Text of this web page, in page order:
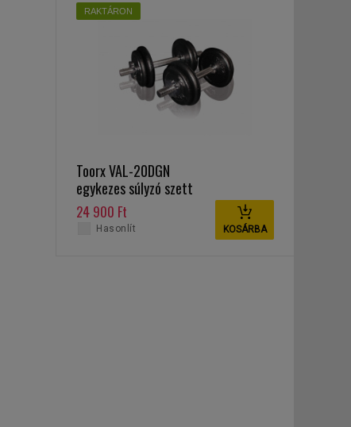
RAKTÁRON
Toorx VAL-20DGN
egykezes súlyzó szett
20 kg
24 900 Ft
KOSÁRBA
Hasonlít